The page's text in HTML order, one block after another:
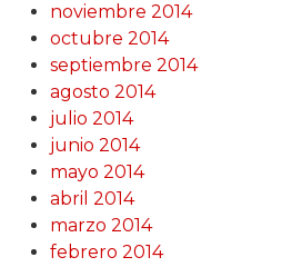
noviembre 2014
octubre 2014
septiembre 2014
agosto 2014
julio 2014
junio 2014
mayo 2014
abril 2014
marzo 2014
febrero 2014